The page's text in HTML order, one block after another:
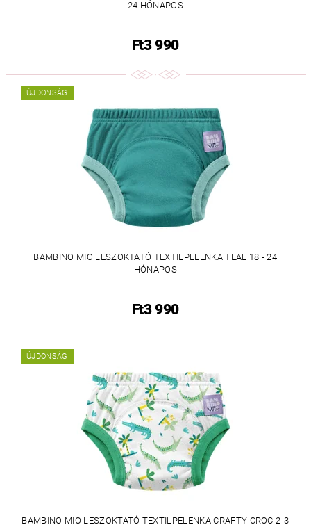
24 HÓNAPOS
Ft3 990
ÚJDONSÁG
BAMBINO MIO LESZOKTATÓ TEXTILPELENKA TEAL 18 - 24
HÓNAPOS
Ft3 990
ÚJDONSÁG
BAMBINO MIO LESZOKTATÓ TEXTILPELENKA CRAFTY CROC 2-3